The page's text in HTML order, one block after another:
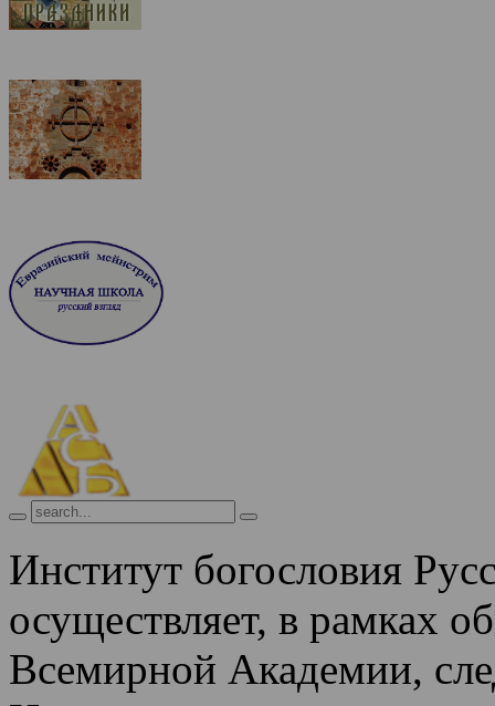
Институт богословия
осуществляет, в рамках
Всемирной Академии,